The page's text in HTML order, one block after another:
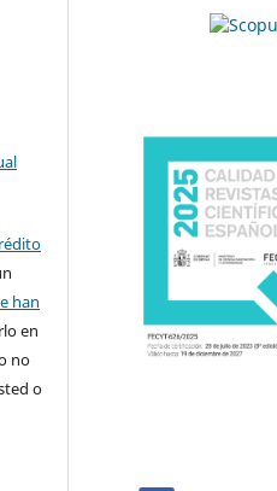
han
en
no
o